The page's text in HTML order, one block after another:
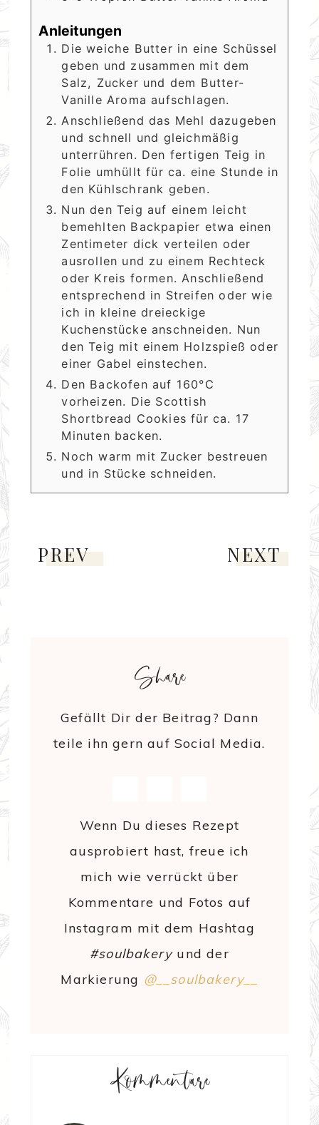
Anleitungen
Die weiche Butter in eine Schüssel
geben und zusammen mit dem
Salz, Zucker und dem Butter-
Vanille Aroma aufschlagen.
Anschließend das Mehl dazugeben
und schnell und gleichmäßig
unterrühren. Den fertigen Teig in
Folie umhüllt für ca. eine Stunde in
den Kühlschrank geben.
Nun den Teig auf einem leicht
bemehlten Backpapier etwa einen
Zentimeter dick verteilen oder
ausrollen und zu einem Rechteck
oder Kreis formen. Anschließend
entsprechend in Streifen oder wie
ich in kleine dreieckige
Kuchenstücke anschneiden. Nun
den Teig mit einem Holzspieß oder
einer Gabel einstechen.
Den Backofen auf 160°C
vorheizen. Die Scottish
Shortbread Cookies für ca. 17
Minuten backen.
Noch warm mit Zucker bestreuen
und in Stücke schneiden.
PREV NEXT
Share
Gefällt Dir der Beitrag? Dann
teile ihn gern auf Social Media.
Wenn Du dieses Rezept
ausprobiert hast, freue ich
mich wie verrückt über
Kommentare und Fotos auf
Instagram mit dem Hashtag
#soulbakeryund der
Markierung @__soulbakery__
Kommentare